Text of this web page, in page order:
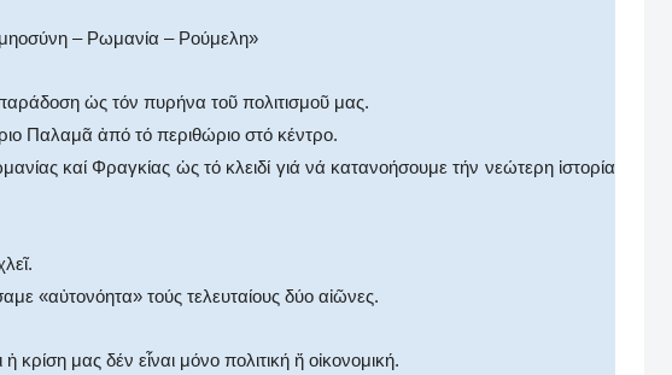
– Ρωμανία – Ρούμελη»
ὡς τόν πυρήνα τοῦ πολιτισμοῦ μας.
Παλαμᾶ ἀπό τό περιθώριο στό κέντρο.
καί Φραγκίας ὡς τό κλειδί γιά νά κατανοήσουμε τήν νεώτερη ἱστορία
«αὐτονόητα» τούς τελευταίους δύο αἰῶνες.
κρίση μας δέν εἶναι μόνο πολιτική ἤ οἰκονομική.